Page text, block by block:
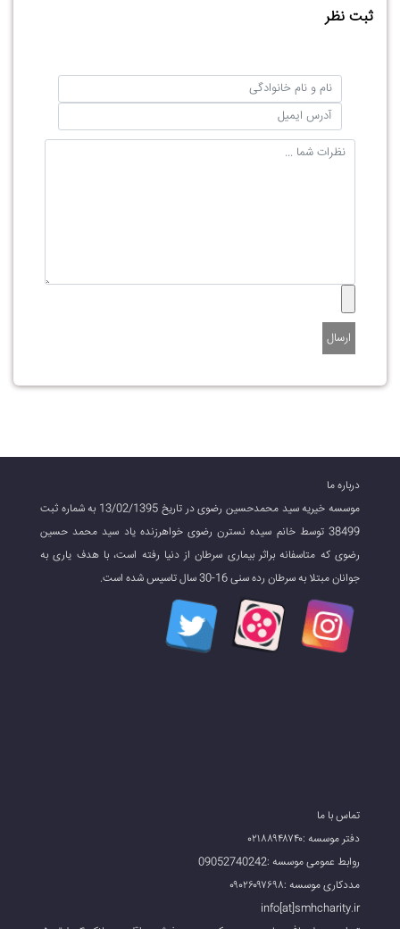
ثبت نظر
ارسال
درباره ما
موسسه خیریه سید محمدحسین رضوی در تاریخ 13/02/1395 به شماره ثبت
38499 توسط خانم سیده نسترن رضوی خواهرزنده یاد سید محمد حسین
رضوی که متاسفانه براثر بیماری سرطان از دنیا رفته است، با هدف یاری به
جوانان مبتلا به سرطان رده سنی 16-30 سال تاسیس شده است.
تماس با ما
دفتر موسسه :۰۲۱۸۸۹۴۸۷۴۰
روابط عمومی موسسه :09052740242
مددکاری موسسه :۰۹۰۲۶۰۹۷۶۹۸
info[at]smhcharity.ir